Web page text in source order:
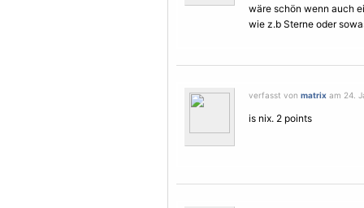
wäre schön wenn auch
wie z.b Sterne oder
verfasst von matrix am 24.
is nix. 2 points